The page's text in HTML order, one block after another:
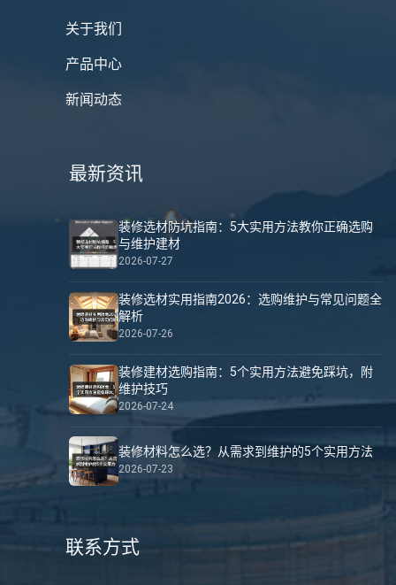
关于我们
产品中心
新闻动态
最新资讯
装修选材防坑指南：5大实用方法教你正确选购
与维护建材
2026-07-27
装修选材实用指南2026：选购维护与常见问题全
解析
2026-07-26
装修建材选购指南：5个实用方法避免踩坑，附
维护技巧
2026-07-24
装修材料怎么选？从需求到维护的5个实用方法
2026-07-23
联系方式